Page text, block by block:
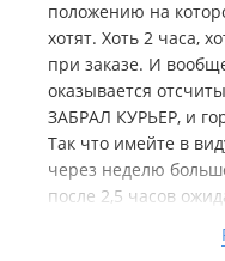
положению на
хотят. Хоть 2 часа,
при заказе. И
оказывается
ЗАБРАЛ КУРЬЕР, и
Так что имейте в
через неделю
после 2,5 часов
тоже прописано в